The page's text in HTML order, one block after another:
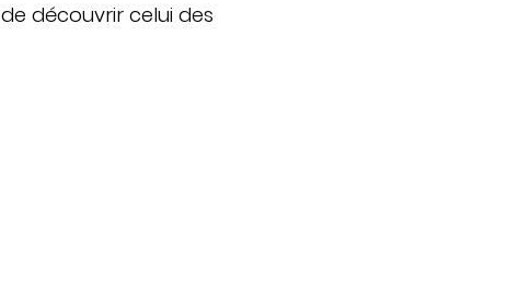
découvrir celui des